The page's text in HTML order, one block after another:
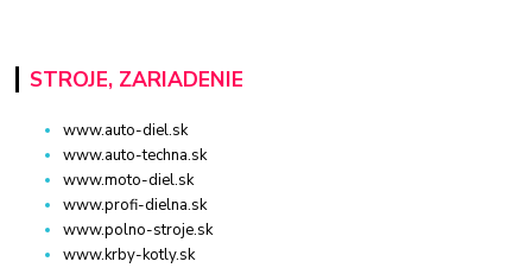
STROJE, ZARIADENIE
www.auto-diel.sk
www.auto-techna.sk
www.moto-diel.sk
www.profi-dielna.sk
www.polno-stroje.sk
www.krby-kotly.sk